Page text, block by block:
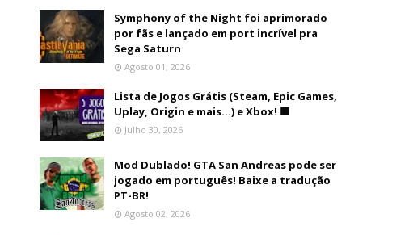
Symphony of the Night foi aprimorado
por fãs e lançado em port incrível pra
Sega Saturn
Agosto 01, 2026
Lista de Jogos Grátis (Steam, Epic Games,
Uplay, Origin e mais...) e Xbox! 🟩
Julho 30, 2026
Mod Dublado! GTA San Andreas pode ser
jogado em português! Baixe a tradução
PT-BR!
Agosto 02, 2026